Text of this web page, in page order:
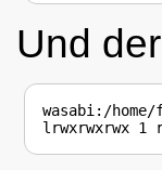
Und
wasabi:/